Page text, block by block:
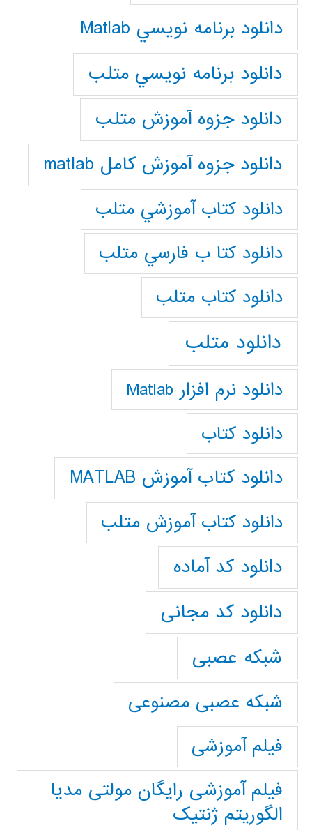
دانلود برنامه نويسي Matlab
دانلود برنامه نويسي متلب
دانلود جزوه آموزش متلب
دانلود جزوه آموزش کامل matlab
دانلود كتاب آموزشي متلب
دانلود كتا ب فارسي متلب
دانلود كتاب متلب
دانلود متلب
دانلود نرم افزار Matlab
دانلود کتاب
دانلود کتاب آموزش MATLAB
دانلود کتاب آموزش متلب
دانلود کد آماده
دانلود کد مجانی
شبکه عصبی
شبکه عصبی مصنوعی
فیلم آموزشی
فیلم آموزشی رایگان مولتی مدیا
الگوریتم ژنتیک